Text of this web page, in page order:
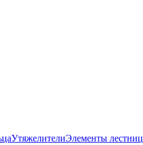
УтяжелителиЭлементы лестниц